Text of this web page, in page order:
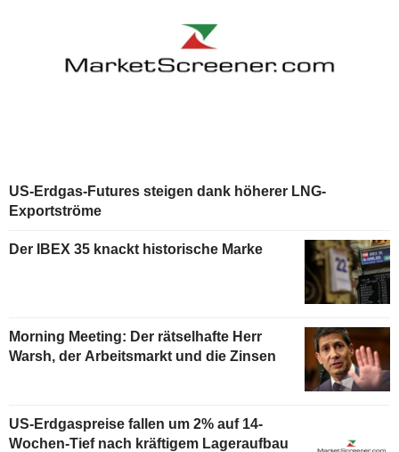
US-Erdgas-Futures steigen dank höherer LNG-
Exportströme
Der IBEX 35 knackt historische Marke
Morning Meeting: Der rätselhafte Herr
Warsh, der Arbeitsmarkt und die Zinsen
US-Erdgaspreise fallen um 2% auf 14-
Wochen-Tief nach kräftigem Lageraufbau